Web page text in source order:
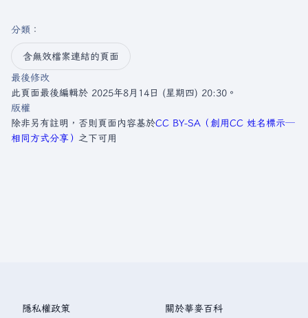
分類 ：​
含無效檔案連結的頁面
最後修改
此頁面最後編輯於 2025年8月14日 (星期四) 20:30。
版權
除非另有註明，否則頁面內容基於CC BY-SA（創用CC 姓名標示─
相同方式分享） 之下可用
隱私權政策 關於華麥百科